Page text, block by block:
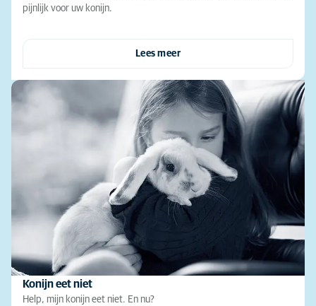
pijnlijk voor uw konijn.
Lees meer
Konijn eet niet
Help, mijn konijn eet niet. En nu?